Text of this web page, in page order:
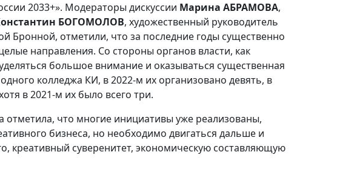
2033+». Модераторы дискуссии Марина АБРАМОВА,
БОГОМОЛОВ, художественный руководитель
Бронной, отметили, что за последние годы существенно
направления. Со стороны органов власти, как
большое внимание и оказываться существенная
колледжа КИ, в 2022-м их организовано девять, в
в 2021-м их было всего три.
что многие инициативы уже реализованы,
бизнеса, но необходимо двигаться дальше и
креативный суверенитет, экономическую составляющую